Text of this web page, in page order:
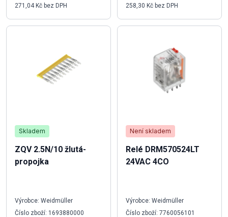
271,04 Kč bez DPH
Skladem
ZQV 2.5N/10 žlutá-
propojka
Výrobce: Weidmüller
Číslo zboží: 1693880000
258,30 Kč bez DPH
Není skladem
Relé DRM570524LT
24VAC 4CO
Výrobce: Weidmüller
Číslo zboží: 7760056101